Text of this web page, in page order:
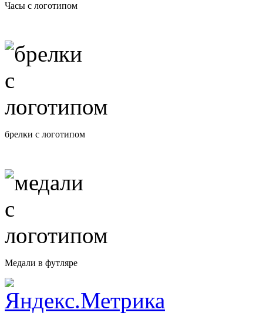
Часы с логотипом
брелки с логотипом
Медали в футляре